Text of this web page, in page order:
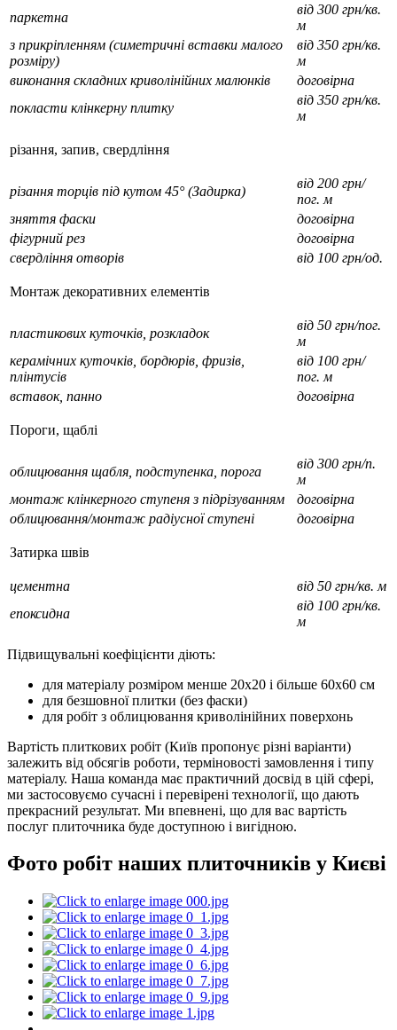
паркетна
від 300 грн/кв.
м
з прикріпленням (симетричні вставки малого
розміру)
від 350 грн/кв.
м
виконання складних криволінійних малюнків
договірна
покласти клінкерну плитку
від 350 грн/кв.
м
різання, запив, свердління
різання торців під кутом 45° (Задирка)
від 200 грн/
пог. м
зняття фаски
договірна
фігурний рез
договірна
свердління отворів
від 100 грн/од.
Монтаж декоративних елементів
пластикових куточків, розкладок
від 50 грн/пог.
м
керамічних куточків, бордюрів, фризів,
плінтусів
від 100 грн/
пог. м
вставок, панно
договірна
Пороги, щаблі
облицювання щабля, подступенка, порога
від 300 грн/п.
м
монтаж клінкерного ступеня з підрізуванням
договірна
облицювання/монтаж радіусної ступені
договірна
Затирка швів
цементна
від 50 грн/кв. м
епоксидна
від 100 грн/кв.
м
Підвищувальні коефіцієнти діють:
для матеріалу розміром менше 20х20 і більше 60х60 см
для безшовної плитки (без фаски)
для робіт з облицювання криволінійних поверхонь
Вартість плиткових робіт (Київ пропонує різні варіанти)
залежить від обсягів роботи, терміновості замовлення і типу
матеріалу. Наша команда має практичний досвід в цій сфері,
ми застосовуємо сучасні і перевірені технології, що дають
прекрасний результат. Ми впевнені, що для вас вартість
послуг плиточника буде доступною і вигідною.
Фото робіт наших плиточників у Києві